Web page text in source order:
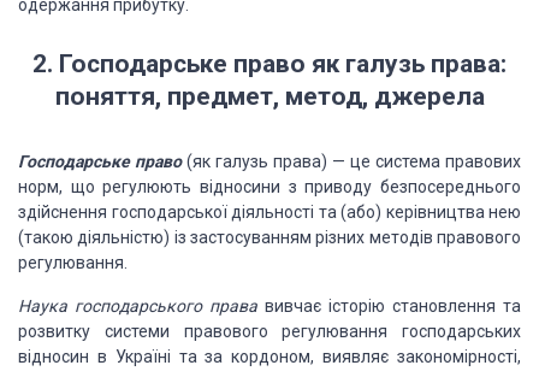
одержання прибутку.
2. Господарське право як галузь права:
поняття, предмет, метод, джерела
Господарське право (як галузь права) — це система правових
норм, що регулюють відносини з приводу безпосереднього
здійснення господарської діяльності та (або) керівництва нею
(такою діяльністю) із застосуванням різних методів правового
регулювання.
Наука господарського права вивчає історію становлення та
розвитку системи правового регулювання господарських
відносин в Україні та за кордоном, виявляє закономірності,